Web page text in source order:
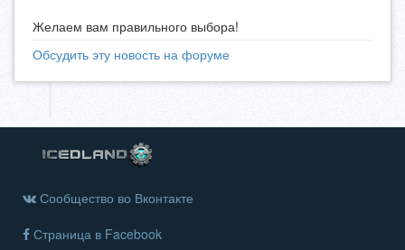
Желаем вам правильного выбора!
Обсудить эту новость на форуме
Сообщество во Вконтакте
Страница в Facebook